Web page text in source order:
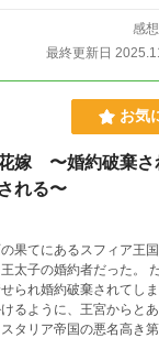
たので健全版にして再
おります。 ※カクヨム
感
最終更新日
お気
嫁 〜婚約破棄さ
れる〜
果てにあるスフィア王
婚約者だった。 だがある日、エリスは姦通
婚約破棄されてしまう。 そんなエリス
るように、王宮からと
タリア帝国の悪名高き